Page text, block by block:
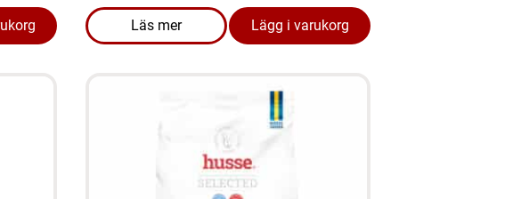
- Fresh Hairball Control 2 KG bäst före 04.07.2026
Läs mer
om produkten Hundmat - Puppy Growth & Agility 12 kg
Lägg i varukorg